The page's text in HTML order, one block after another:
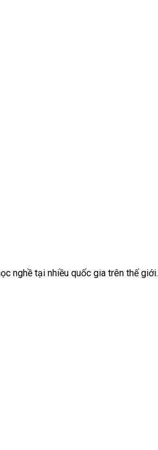
nghề tại nhiều quốc gia trên thế giới.